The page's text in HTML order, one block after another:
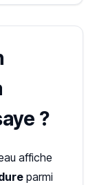
?
affiche
parmi